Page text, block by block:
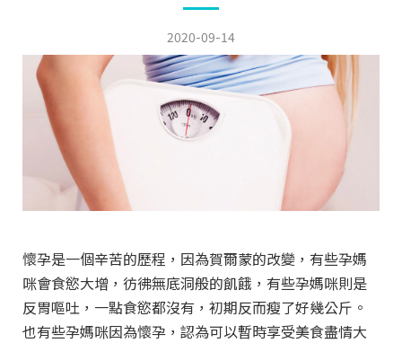
2020-09-14
懷孕是一個辛苦的歷程，因為賀爾蒙的改變，有些孕媽
咪會食慾大增，彷彿無底洞般的飢餓，有些孕媽咪則是
反胃嘔吐，一點食慾都沒有，初期反而瘦了好幾公斤。
也有些孕媽咪因為懷孕，認為可以暫時享受美食盡情大